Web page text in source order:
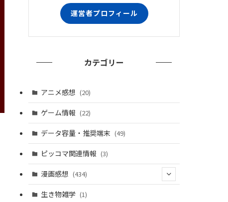
運営者プロフィール
カテゴリー
アニメ感想 (20)
ゲーム情報 (22)
データ容量・推奨端末 (49)
ピッコマ関連情報 (3)
漫画感想 (434)
(20)
生き物雑学 (1)